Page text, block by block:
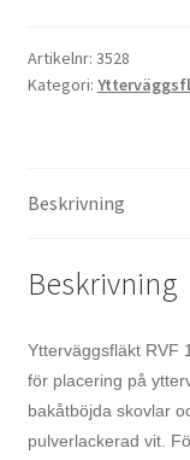
Artikelnr: 3528
Kategori:
Beskrivning
Beskrivning
Ytterväggsfläkt RVF
för placering på
bakåtböjda skovlar
pulverlackerad vit.